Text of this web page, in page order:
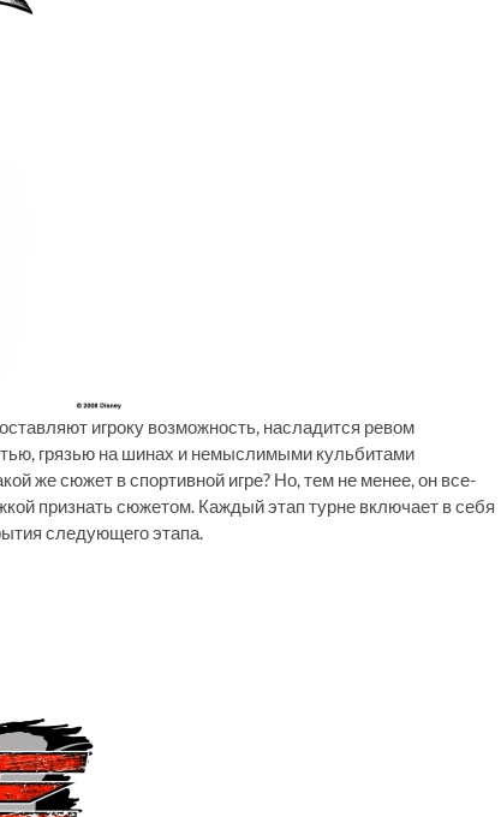
игроку возможность, насладится ревом
грязью на шинах и немыслимыми кульбитами
же сюжет в спортивной игре? Но, тем не менее, он все-
признать сюжетом. Каждый этап турне включает в себя
следующего этапа.